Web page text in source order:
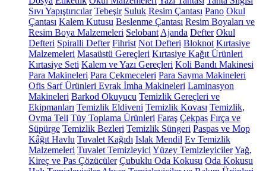
Sıvı Yapıştırıcılar Tebeşir Suluk Resim Çantası Pano Okul
Çantası Kalem Kutusu Beslenme Çantası Resim Boyaları ve
Resim Boya Malzemeleri Selobant Ajanda Defter Okul
Defteri Spiralli Defter Fihrist Not Defteri Bloknot Kırtasiye
Malzemeleri Masaüstü Gereçleri Kırtasiye Kağıt Ürünleri
Kırtasiye Seti Kalem ve Yazı Gereçleri Koli Bandı Makinesi
Para Makineleri Para Çekmeceleri Para Sayma Makineleri
Ofis Sarf Ürünleri Evrak İmha Makineleri Laminasyon
Makineleri Barkod Okuyucu Temizlik Gereçleri ve
Ekipmanları Temizlik Eldiveni Temizlik Kovası Temizlik,
Ovma Teli Tüy Toplama Ürünleri Faraş Çekpas Fırça ve
Süpürge Temizlik Bezleri Temizlik Süngeri Paspas ve Mop
Kâğıt Havlu Tuvalet Kağıdı Islak Mendil Ev Temizlik
Malzemeleri Tuvalet Temizleyici Yüzey TemizleyicilerYağ,
Kireç ve Pas Çözücüler Çubuklu Oda Kokusu Oda Kokusu